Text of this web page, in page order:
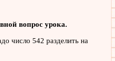
вопрос урока.
число 542 разделить на